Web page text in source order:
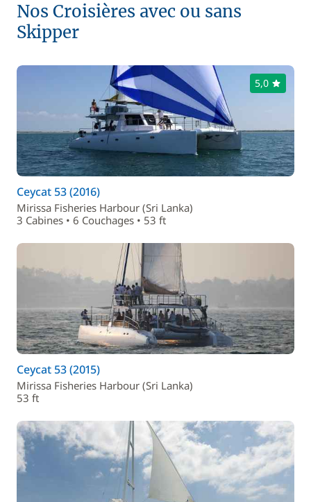
Nos Croisières avec ou sans
Skipper
5,0
Ceycat 53 (2016)
Mirissa Fisheries Harbour (Sri Lanka)
3 Cabines • 6 Couchages • 53 ft
Ceycat 53 (2015)
Mirissa Fisheries Harbour (Sri Lanka)
53 ft